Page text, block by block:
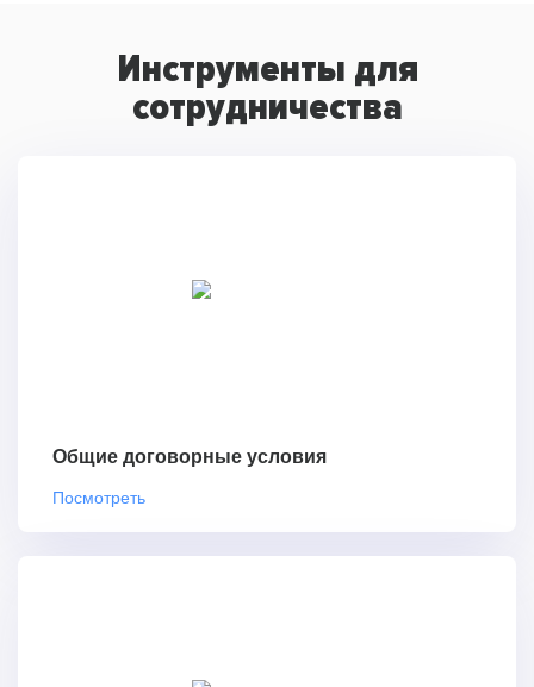
Инструменты для
сотрудничества
Общие договорные условия
Посмотреть